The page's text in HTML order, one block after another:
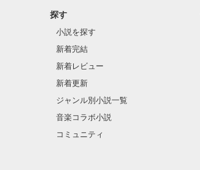
探す
小説を探す
新着完結
新着レビュー
新着更新
ジャンル別小説一覧
音楽コラボ小説
コミュニティ